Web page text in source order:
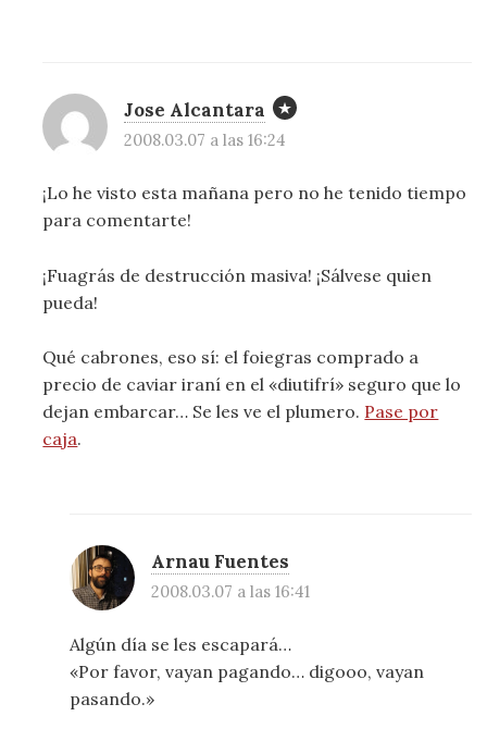
Jose Alcantara
2008.03.07 a las 16:24
¡Lo he visto esta mañana pero no he tenido tiempo
para comentarte!
¡Fuagrás de destrucción masiva! ¡Sálvese quien
pueda!
Qué cabrones, eso sí: el foiegras comprado a
precio de caviar iraní en el «diutifrí» seguro que lo
dejan embarcar… Se les ve el plumero. Pase por
caja.
Arnau Fuentes
2008.03.07 a las 16:41
Algún día se les escapará…
«Por favor, vayan pagando… digooo, vayan
pasando.»